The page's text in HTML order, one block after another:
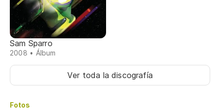
Sam Sparro
2008 • Álbum
Ver toda la discografía
Fotos